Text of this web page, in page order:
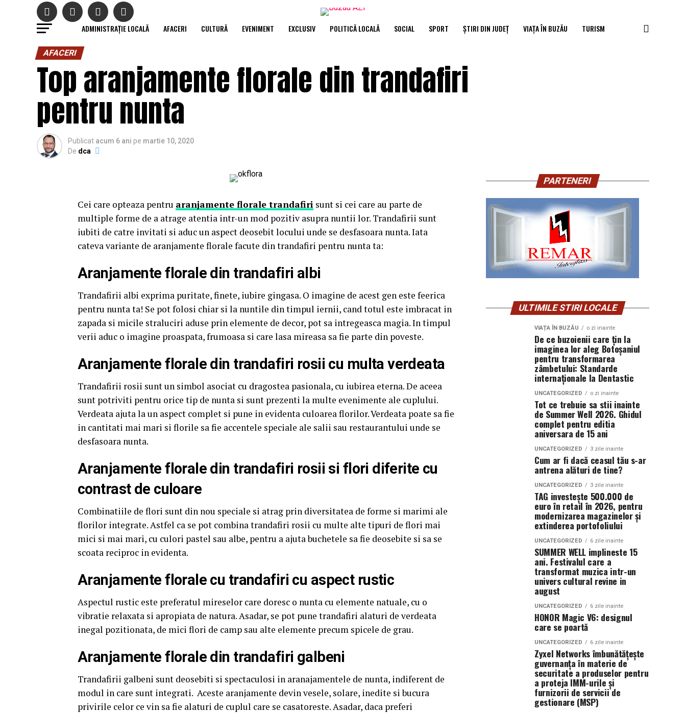
ADMINISTRAȚIE LOCALĂ AFACERI CULTURĂ EVENIMENT EXCLUSIV POLITICĂ LOCALĂ SOCIAL SPORT ȘTIRI DIN JUDEȚ VIAȚA ÎN BUZĂU TURISM
AFACERI
Top aranjamente florale din trandafiri
pentru nunta
Publicat acum 6 ani pe martie 10, 2020
De dca
Cei care opteaza pentru aranjamente florale trandafiri sunt si cei care au parte de
multiple forme de a atrage atentia intr-un mod pozitiv asupra nuntii lor. Trandafirii sunt
iubiti de catre invitati si aduc un aspect deosebit locului unde se desfasoara nunta. Iata
cateva variante de aranjamente florale facute din trandafiri pentru nunta ta:
Aranjamente florale din trandafiri albi
Trandafirii albi exprima puritate, finete, iubire gingasa. O imagine de acest gen este feerica
pentru nunta ta! Se pot folosi chiar si la nuntile din timpul iernii, cand totul este imbracat in
zapada si micile straluciri aduse prin elemente de decor, pot sa intregeasca magia. In timpul
verii aduc o imagine proaspata, frumoasa si care lasa mireasa sa fie parte din poveste.
Aranjamente florale din trandafiri rosii cu multa verdeata
Trandafirii rosii sunt un simbol asociat cu dragostea pasionala, cu iubirea eterna. De aceea
sunt potriviti pentru orice tip de nunta si sunt prezenti la multe evenimente ale cuplului.
Verdeata ajuta la un aspect complet si pune in evidenta culoarea florilor. Verdeata poate sa fie
in cantitati mai mari si florile sa fie accentele speciale ale salii sau restaurantului unde se
desfasoara nunta.
Aranjamente florale din trandafiri rosii si flori diferite cu
contrast de culoare
Combinatiile de flori sunt din nou speciale si atrag prin diversitatea de forme si marimi ale
florilor integrate. Astfel ca se pot combina trandafiri rosii cu multe alte tipuri de flori mai
mici si mai mari, cu culori pastel sau albe, pentru a ajuta buchetele sa fie deosebite si sa se
scoata reciproc in evidenta.
Aranjamente florale cu trandafiri cu aspect rustic
Aspectul rustic este preferatul mireselor care doresc o nunta cu elemente natuale, cu o
vibratie relaxata si apropiata de natura. Asadar, se pot pune trandafiri alaturi de verdeata
inegal pozitionata, de mici flori de camp sau alte elemente precum spicele de grau.
Aranjamente florale din trandafiri galbeni
Trandafirii galbeni sunt deosebiti si spectaculosi in aranajamentele de nunta, indiferent de
modul in care sunt integrati. Aceste aranjamente devin vesele, solare, inedite si bucura
privirile celor ce vin sa fie alaturi de cuplul care se casatoreste. Asadar, daca preferi
PARTENERI
ULTIMILE STIRI LOCALE
VIAȚA ÎN BUZĂU o zi inainte
De ce buzoienii care țin la
imaginea lor aleg Botoșaniul
pentru transformarea
zâmbetului: Standarde
internaționale la Dentastic
UNCATEGORIZED o zi inainte
Tot ce trebuie sa stii inainte
de Summer Well 2026. Ghidul
complet pentru editia
aniversara de 15 ani
UNCATEGORIZED 3 zile inainte
Cum ar fi dacă ceasul tău s-ar
antrena alături de tine?
UNCATEGORIZED 3 zile inainte
TAG investește 500.000 de
euro în retail în 2026, pentru
modernizarea magazinelor și
extinderea portofoliului
UNCATEGORIZED 6 zile inainte
SUMMER WELL implineste 15
ani. Festivalul care a
transformat muzica intr-un
univers cultural revine in
august
UNCATEGORIZED 6 zile inainte
HONOR Magic V6: designul
care se poartă
UNCATEGORIZED 6 zile inainte
Zyxel Networks îmbunătățește
guvernanța în materie de
securitate a produselor pentru
a proteja IMM-urile și
furnizorii de servicii de
gestionare (MSP)